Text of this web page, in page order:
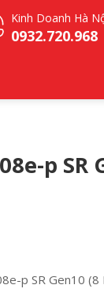
Kinh Doanh Hà
0932.720.968
p
p SR Gen10 (8